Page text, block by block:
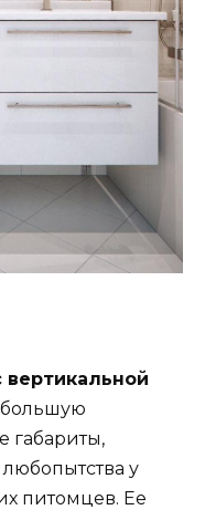
большую
габариты,
у
питомцев. Ее